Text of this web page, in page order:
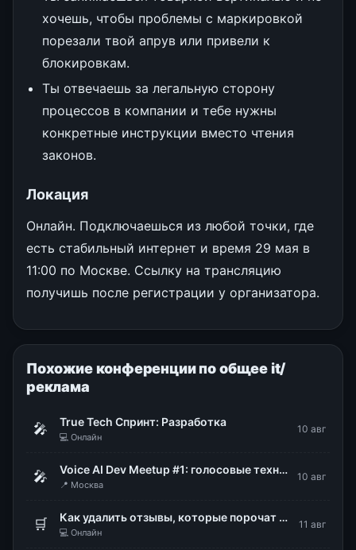
хочешь, чтобы проблемы с маркировкой
порезали твой апрув или привели к
блокировкам.
Ты отвечаешь за легальную сторону
процессов в компании и тебе нужны
конкретные инструкции вместо чтения
законов.
Локация
Онлайн. Подключаешься из любой точки, где
есть стабильный интернет и время 29 мая в
11:00 по Москве. Ссылку на трансляцию
получишь после регистрации у организатора.
Похожие конференции по общее it/
реклама
🎤 True Tech Спринт: Разработка
💻 Онлайн
10 авг
🎤 Voice AI Dev Meetup #1: голосовые технологии в продакшене
📍 Москва
10 авг
🛒 Как удалить отзывы, которые порочат репутацию бизнеса
💻 Онлайн
11 авг